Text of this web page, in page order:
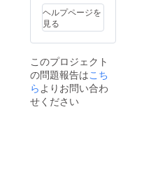
禁止さ
せてい
ただき
ます。
上柳花
火大会
・日
時：
ズ：本
体
W30×H
36、持
2.5×50
・カ
ラー展
開：ナ
チュラ
ヘルプページを
見る
このプロジェクト
の問題報告はこち
らよりお問い合わ
せください